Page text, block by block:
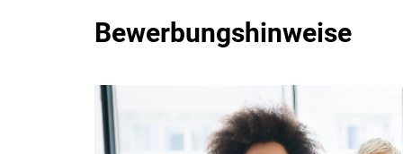
Bewerbungshinweise